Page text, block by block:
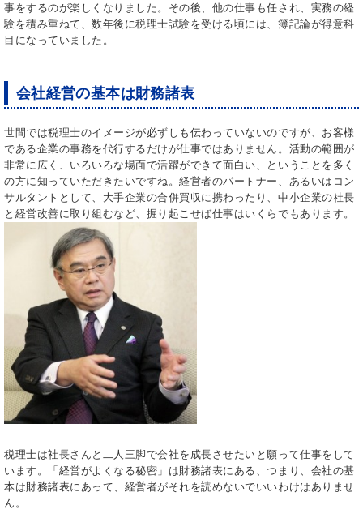
事をするのが楽しくなりました。その後、他の仕事も任され、実務の経
験を積み重ねて、数年後に税理士試験を受ける頃には、簿記論が得意科
目になっていました。
会社経営の基本は財務諸表
世間では税理士のイメージが必ずしも伝わっていないのですが、お客様
である企業の事務を代行するだけが仕事ではありません。活動の範囲が
非常に広く、いろいろな場面で活躍ができて面白い、ということを多く
の方に知っていただきたいですね。経営者のパートナー、あるいはコン
サルタントとして、大手企業の合併買収に携わったり、中小企業の社長
と経営改善に取り組むなど、掘り起こせば仕事はいくらでもあります。
税理士は社長さんと二人三脚で会社を成長させたいと願って仕事をして
います。「経営がよくなる秘密」は財務諸表にある、つまり、会社の基
本は財務諸表にあって、経営者がそれを読めないでいいわけはありませ
ん。